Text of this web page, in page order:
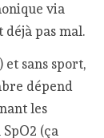
via
déjà pas mal.
et sans sport,
dépend
les
(ça